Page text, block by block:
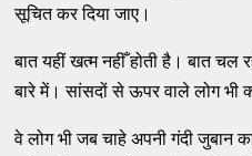
सूचित कर दिया जाए।
बात यहीं खत्म नहीँ होती है। बात
बारे में। सांसदों से ऊपर वाले लोग भी
वे लोग भी जब चाहे अपनी गंदी जुबान